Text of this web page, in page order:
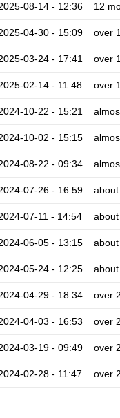
08-14 - 12:36 12
04-30 - 15:09 over
03-24 - 17:41 over
02-14 - 11:48 over
10-22 - 15:21
10-02 - 15:15
08-22 - 09:34
07-26 - 16:59
07-11 - 14:54
06-05 - 13:15
05-24 - 12:25
04-29 - 18:34 over
04-03 - 16:53 over
03-19 - 09:49 over
02-28 - 11:47 over